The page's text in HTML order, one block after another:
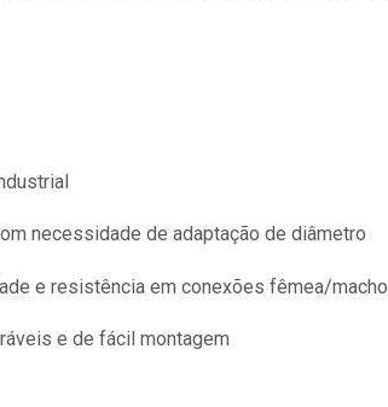
necessidade de adaptação de diâmetro
e resistência em conexões fêmea/macho
e de fácil montagem